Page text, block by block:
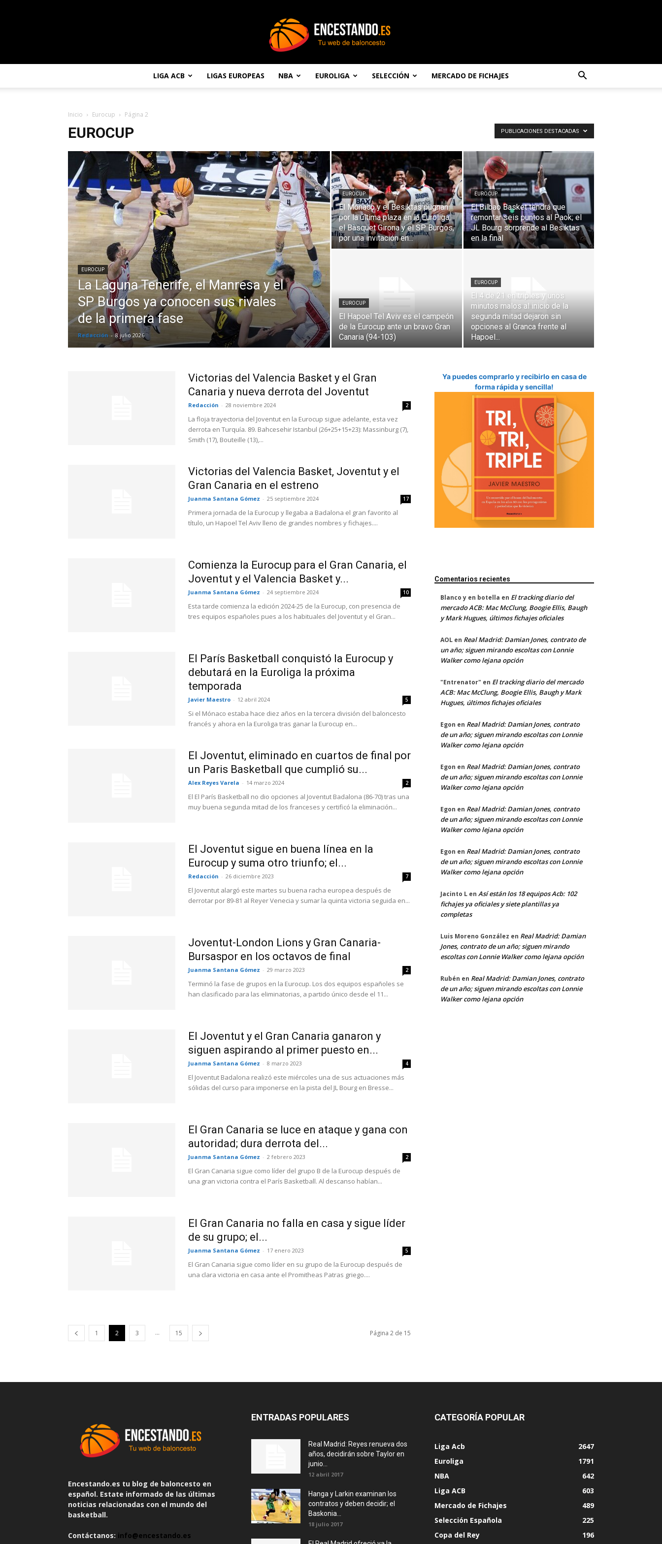
LIGA ACB LIGAS EUROPEAS NBA EUROLIGA SELECCIÓN MERCADO DE FICHAJES
Inicio Eurocup Página 2
EUROCUP PUBLICACIONES DESTACADAS
EUROCUP
La Laguna Tenerife, el Manresa y el
SP Burgos ya conocen sus rivales
de la primera fase
Redacción - 8 julio 2026
EUROCUP
El Mónaco y el Besiktas pugnan
por la última plaza en la Euroliga;
el Bàsquet Girona y el SP Burgos,
por una invitación en...
EUROCUP
El Bilbao Basket tendrá que
remontar seis puntos al Paok; el
JL Bourg sorprende al Besiktas
en la final
EUROCUP
El Hapoel Tel Aviv es el campeón
de la Eurocup ante un bravo Gran
Canaria (94-103)
EUROCUP
El 4 de 21 en triples y unos
minutos malos al inicio de la
segunda mitad dejaron sin
opciones al Granca frente al
Hapoel...
Victorias del Valencia Basket y el Gran
Canaria y nueva derrota del Joventut
Redacción - 28 noviembre 2024 2
La floja trayectoria del Joventut en la Eurocup sigue adelante, esta vez
derrota en Turquía. 89. Bahcesehir Istanbul (26+25+15+23): Massinburg (7),
Smith (17), Bouteille (13),...
Victorias del Valencia Basket, Joventut y el
Gran Canaria en el estreno
Juanma Santana Gómez - 25 septiembre 2024 17
Primera jornada de la Eurocup y llegaba a Badalona el gran favorito al
título, un Hapoel Tel Aviv lleno de grandes nombres y fichajes....
Comienza la Eurocup para el Gran Canaria, el
Joventut y el Valencia Basket y...
Juanma Santana Gómez - 24 septiembre 2024 10
Esta tarde comienza la edición 2024-25 de la Eurocup, con presencia de
tres equipos españoles pues a los habituales del Joventut y el Gran...
El París Basketball conquistó la Eurocup y
debutará en la Euroliga la próxima
temporada
Javier Maestro - 12 abril 2024 5
Si el Mónaco estaba hace diez años en la tercera división del baloncesto
francés y ahora en la Euroliga tras ganar la Eurocup en...
El Joventut, eliminado en cuartos de final por
un Paris Basketball que cumplió su...
Alex Reyes Varela - 14 marzo 2024 2
El El París Basketball no dio opciones al Joventut Badalona (86-70) tras una
muy buena segunda mitad de los franceses y certificó la eliminación...
El Joventut sigue en buena línea en la
Eurocup y suma otro triunfo; el...
Redacción - 26 diciembre 2023 7
El Joventut alargó este martes su buena racha europea después de
derrotar por 89-81 al Reyer Venecia y sumar la quinta victoria seguida en...
Joventut-London Lions y Gran Canaria-
Bursaspor en los octavos de final
Juanma Santana Gómez - 29 marzo 2023 2
Terminó la fase de grupos en la Eurocup. Los dos equipos españoles se
han clasificado para las eliminatorias, a partido único desde el 11...
El Joventut y el Gran Canaria ganaron y
siguen aspirando al primer puesto en...
Juanma Santana Gómez - 8 marzo 2023 4
El Joventut Badalona realizó este miércoles una de sus actuaciones más
sólidas del curso para imponerse en la pista del JL Bourg en Bresse...
El Gran Canaria se luce en ataque y gana con
autoridad; dura derrota del...
Juanma Santana Gómez - 2 febrero 2023 2
El Gran Canaria sigue como líder del grupo B de la Eurocup después de
una gran victoria contra el París Basketball. Al descanso habían...
El Gran Canaria no falla en casa y sigue líder
de su grupo; el...
Juanma Santana Gómez - 17 enero 2023 5
El Gran Canaria sigue como líder en su grupo de la Eurocup después de
una clara victoria en casa ante el Promitheas Patras griego....
1 2 3 ... 15 Página 2 de 15
Ya puedes comprarlo y recibirlo en casa de
forma rápida y sencilla!
Comentarios recientes
Blanco y en botella en El tracking diario del
mercado ACB: Mac McClung, Boogie Ellis, Baugh
y Mark Hugues, últimos fichajes oficiales
AOL en Real Madrid: Damian Jones, contrato de
un año; siguen mirando escoltas con Lonnie
Walker como lejana opción
"Entrenator" en El tracking diario del mercado
ACB: Mac McClung, Boogie Ellis, Baugh y Mark
Hugues, últimos fichajes oficiales
Egon en Real Madrid: Damian Jones, contrato
de un año; siguen mirando escoltas con Lonnie
Walker como lejana opción
Egon en Real Madrid: Damian Jones, contrato
de un año; siguen mirando escoltas con Lonnie
Walker como lejana opción
Egon en Real Madrid: Damian Jones, contrato
de un año; siguen mirando escoltas con Lonnie
Walker como lejana opción
Egon en Real Madrid: Damian Jones, contrato
de un año; siguen mirando escoltas con Lonnie
Walker como lejana opción
Jacinto L en Así están los 18 equipos Acb: 102
fichajes ya oficiales y siete plantillas ya
completas
Luis Moreno González en Real Madrid: Damian
Jones, contrato de un año; siguen mirando
escoltas con Lonnie Walker como lejana opción
Rubén en Real Madrid: Damian Jones, contrato
de un año; siguen mirando escoltas con Lonnie
Walker como lejana opción
Encestando.es tu blog de baloncesto en
español. Estate informado de las últimas
noticias relacionadas con el mundo del
basketball.
Contáctanos: info@encestando.es
ENTRADAS POPULARES
Real Madrid: Reyes renueva dos
años, decidirán sobre Taylor en
junio...
12 abril 2017
Hanga y Larkin examinan los
contratos y deben decidir; el
Baskonia...
18 julio 2017
CATEGORÍA POPULAR
Liga Acb
2647
Euroliga
1791
NBA
642
Liga ACB
603
Mercado de Fichajes
489
Selección Española
225
Copa del Rey
196